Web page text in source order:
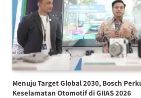
Menuju Target Global 2030, Bosch
Keselamatan Otomotif di GIIAS 2026